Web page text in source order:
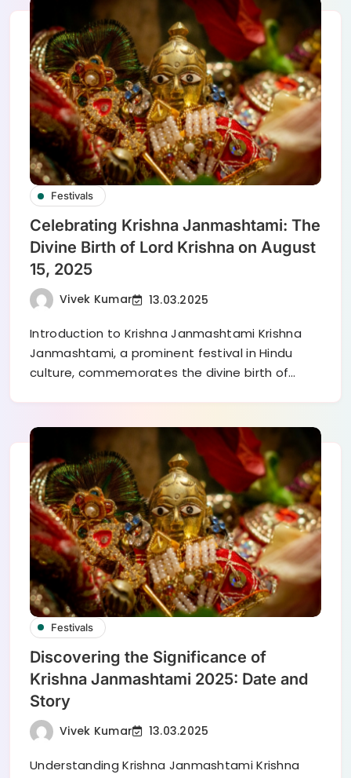
Festivals
Celebrating Krishna Janmashtami: The
Divine Birth of Lord Krishna on August
15, 2025
Vivek Kumar 13.03.2025
Introduction to Krishna Janmashtami Krishna
Janmashtami, a prominent festival in Hindu
culture, commemorates the divine birth of…
Festivals
Discovering the Significance of
Krishna Janmashtami 2025: Date and
Story
Vivek Kumar 13.03.2025
Understanding Krishna Janmashtami Krishna